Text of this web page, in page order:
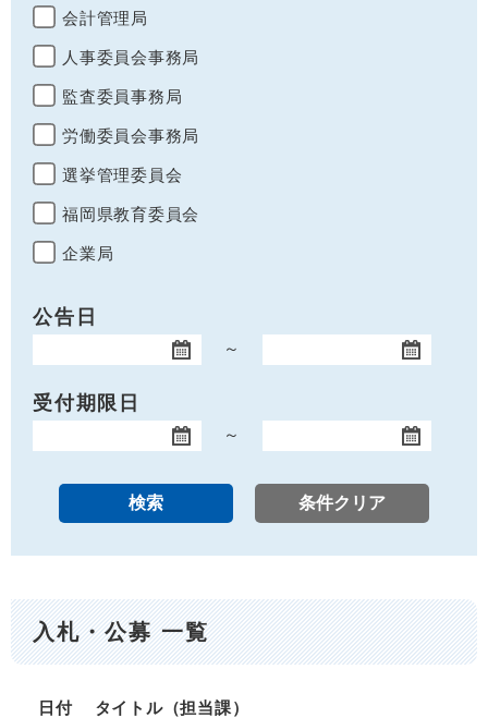
会計管理局
人事委員会事務局
監査委員事務局
労働委員会事務局
選挙管理委員会
福岡県教育委員会
企業局
公告日
開始日
～
終了日
受付期限日
開始日
～
終了日
入札・公募 一覧
日付 タイトル 担当課